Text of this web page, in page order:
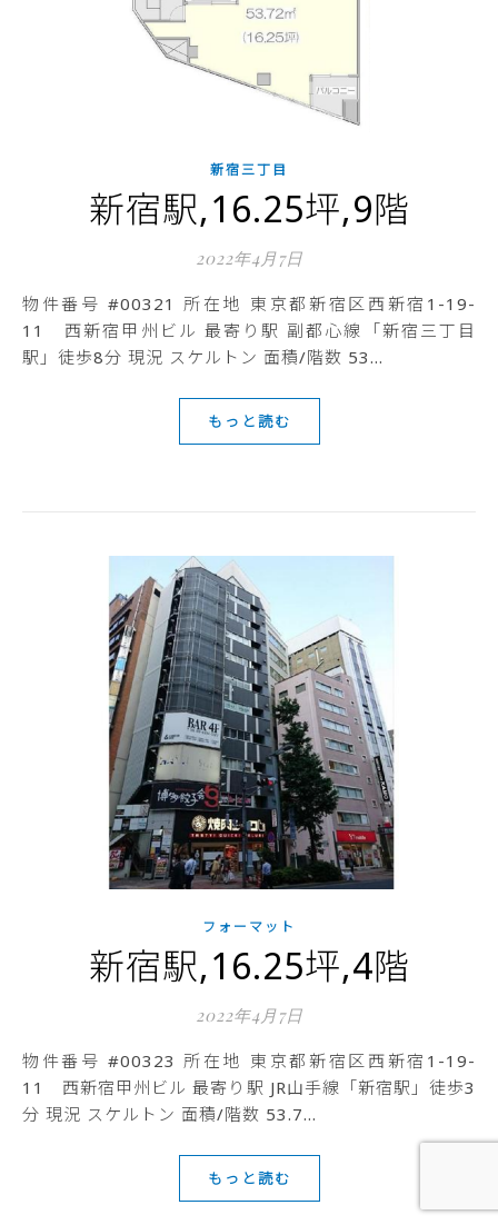
新宿三丁目
新宿駅,16.25坪,9階
2022年4月7日
物件番号 #00321 所在地 東京都新宿区西新宿1-19-
11 西新宿甲州ビル 最寄り駅 副都心線「新宿三丁目
駅」徒歩8分 現況 スケルトン 面積/階数 53…
もっと読む
フォーマット
新宿駅,16.25坪,4階
2022年4月7日
物件番号 #00323 所在地 東京都新宿区西新宿1-19-
11 西新宿甲州ビル 最寄り駅 JR山手線「新宿駅」徒歩3
分 現況 スケルトン 面積/階数 53.7…
もっと読む